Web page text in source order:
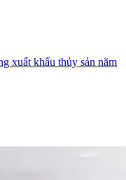
xuất khẩu thủy sản năm